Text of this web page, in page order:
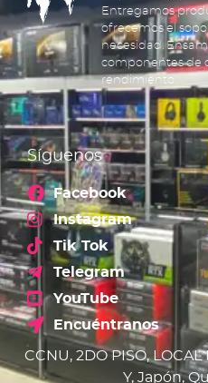
Entregamos
ofrecemos el
necesidad.
componentes de
rendimiento.
Síguenos
Facebook
Instagram
Tik Tok
Telegram
YouTube
Encuéntranos
CCNU, 2DO PISO,
Y, Japón,